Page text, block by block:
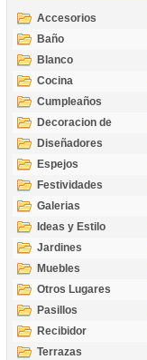
Accesorios
Baño
Blanco
Cocina
Cumpleaños
Decoracion de
Interiores
Diseñadores
Espejos
Festividades
Galerias
Ideas y Estilo
Jardines
Muebles
Otros Lugares
Pasillos
Recibidor
Terrazas